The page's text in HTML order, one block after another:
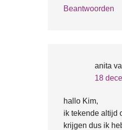
Beantwoorden
anita
18
hallo Kim,
ik tekende altijd
krijgen dus ik